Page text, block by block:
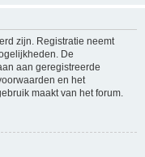
zijn. Registratie neemt
De
aan geregistreerde
en het
maakt van het forum.